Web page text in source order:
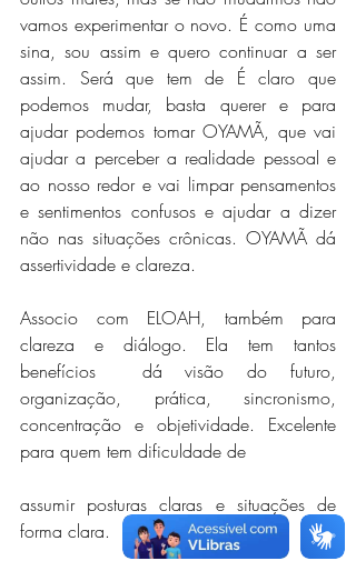
vamos experimentar o novo. É como uma
sina, sou assim e quero continuar a ser
assim. Será que tem de É claro que
podemos mudar, basta querer e para
ajudar podemos tomar OYAMÃ, que vai
ajudar a perceber a realidade pessoal e
ao nosso redor e vai limpar pensamentos
e sentimentos confusos e ajudar a dizer
não nas situações crônicas. OYAMÃ dá
assertividade e clareza.
Associo com ELOAH, também para
clareza e diálogo. Ela tem tantos
benefícios ­ dá visão do futuro,
organização, prática, sincronismo,
concentração e objetividade. Excelente
para quem tem dificuldade de
assumir posturas claras e situações de
forma clara.